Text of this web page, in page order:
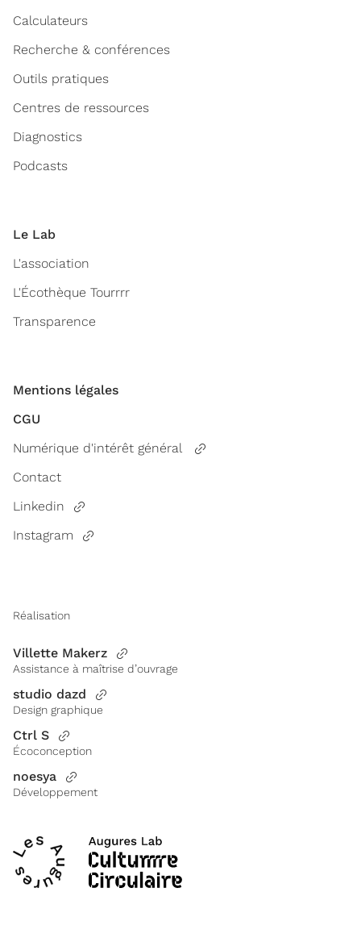
Calculateurs
Recherche & conférences
Outils pratiques
Centres de ressources
Diagnostics
Podcasts
Le Lab
L'association
L'Écothèque Tourrrr
Transparence
Mentions légales
CGU
Numérique d'intérêt général
Contact
Linkedin
Instagram
Réalisation
Villette Makerz
Assistance à maîtrise d’ouvrage
studio dazd
Design graphique
Ctrl S
Écoconception
noesya
Développement